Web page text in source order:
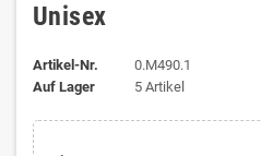
Unisex
Artikel-Nr.
0.M490.1
Auf Lager
5 Artikel